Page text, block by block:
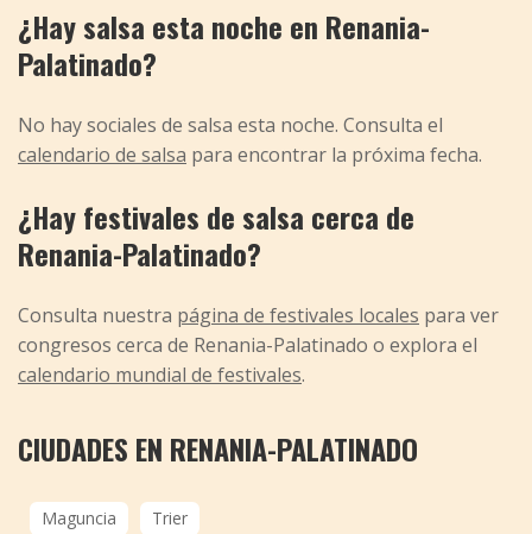
¿Hay salsa esta noche en Renania-
Palatinado?
No hay sociales de salsa esta noche. Consulta el
calendario de salsa para encontrar la próxima fecha.
¿Hay festivales de salsa cerca de
Renania-Palatinado?
Consulta nuestra página de festivales locales para ver
congresos cerca de Renania-Palatinado o explora el
calendario mundial de festivales.
CIUDADES EN RENANIA-PALATINADO
Maguncia Trier